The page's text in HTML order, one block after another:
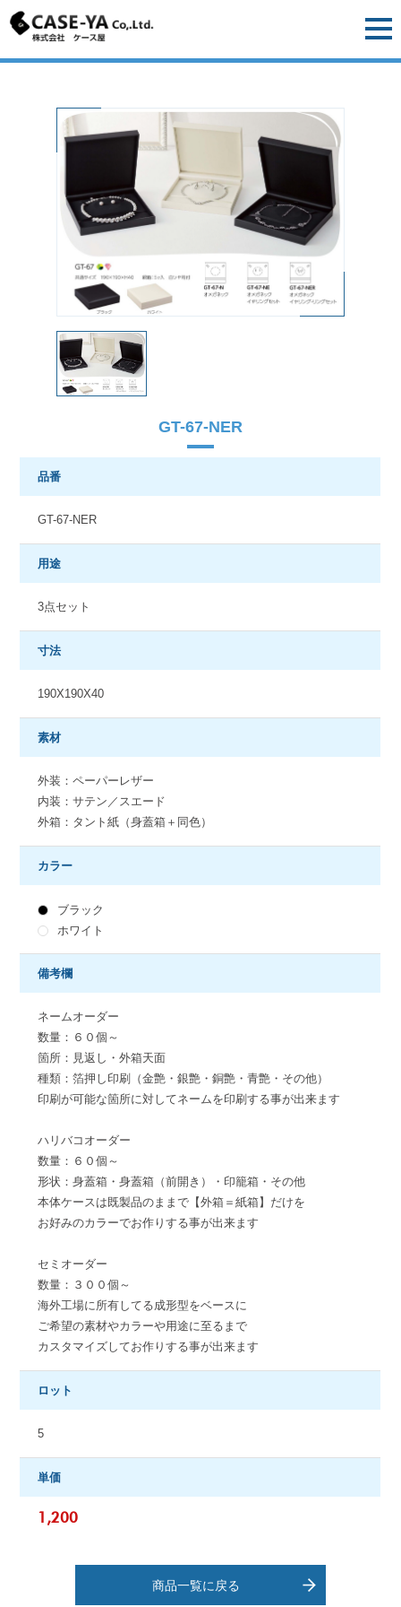
GT-67-NER
品番
GT-67-NER
用途
3点セット
寸法
190X190X40
素材
外装：ペーパーレザー
内装：サテン／スエード
外箱：タント紙（身蓋箱＋同色）
カラー
ブラック
ホワイト
備考欄
ネームオーダー
数量：６０個～
箇所：見返し・外箱天面
種類：箔押し印刷（金艶・銀艶・銅艶・青艶・その他）
印刷が可能な箇所に対してネームを印刷する事が出来ます
ハリバコオーダー
数量：６０個～
形状：身蓋箱・身蓋箱（前開き）・印籠箱・その他
本体ケースは既製品のままで【外箱＝紙箱】だけを
お好みのカラーでお作りする事が出来ます
セミオーダー
数量：３００個～
海外工場に所有してる成形型をベースに
ご希望の素材やカラーや用途に至るまで
カスタマイズしてお作りする事が出来ます
ロット
5
単価
1,200
商品一覧に戻る